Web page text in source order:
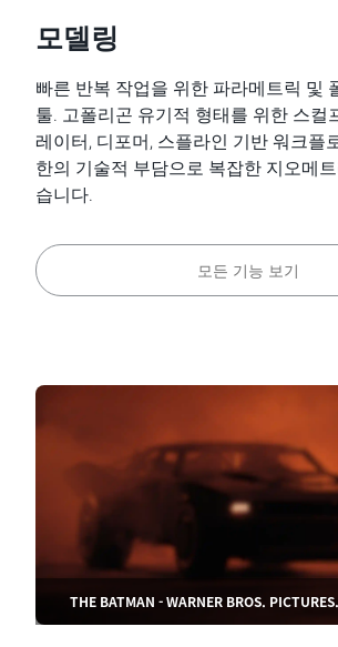
모델링
빠른 반복 작업을 위한 파라메트릭 및
툴. 고폴리곤 유기적 형태를 위한 스컬
레이터, 디포머, 스플라인 기반 워크플
한의 기술적 부담으로 복잡한 지오메
습니다.
모든 기능 보기
THE BATMAN - WARNER BROS.